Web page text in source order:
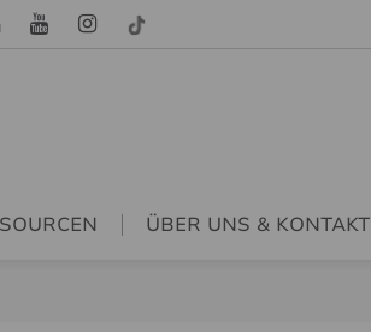
ÜBER UNS & KONTAKT